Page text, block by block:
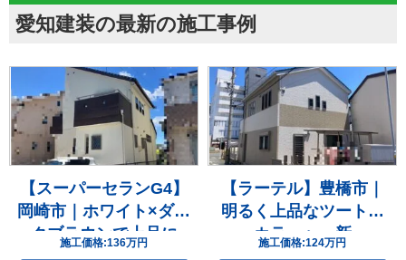
愛知建装の最新の施工事例
【スーパーセランG4】
岡崎市｜ホワイト×ダー
クブラウンで上品に
施工価格:136万円
【ラーテル】豊橋市｜
明るく上品なツートン
カラーへ一新
施工価格:124万円